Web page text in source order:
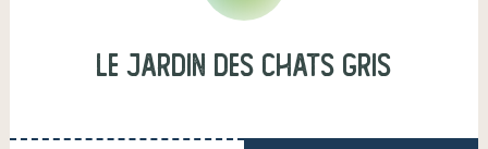
Le jardin des chats gris